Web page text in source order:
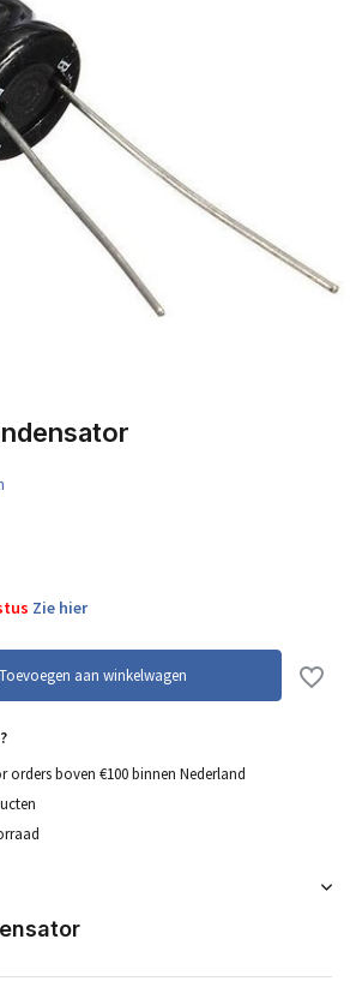
Zie hier
Toevoegen aan winkelwagen
orders boven €100 binnen Nederland